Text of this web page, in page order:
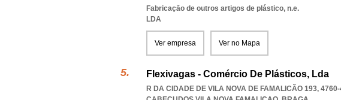
Fabricação de outros artigos de plástico, n.e.
LDA
Ver empresa Ver no Mapa
Flexivagas - Comércio De Plásticos, Lda
R DA CIDADE DE VILA NOVA DE FAMALICÃO 193,